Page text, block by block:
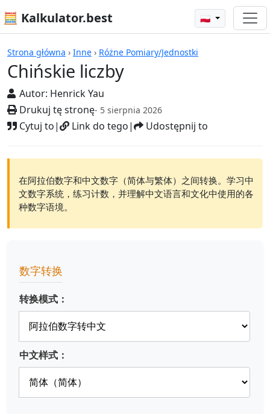
🧮 Kalkulator.best 🇵🇱
Strona główna › Inne › Różne Pomiary/Jednostki
Chińskie liczby
Autor: Henrick Yau
Drukuj tę stronę- 5 sierpnia 2026
Cytuj to| Link do tego| Udostępnij to
Kalkulatory
在阿拉伯数字和中文数字（简体与繁体）之间转换。学习中
文数字系统，练习计数，并理解中文语言和文化中使用的各
种数字语境。
数字转换
转换模式：
中文样式：